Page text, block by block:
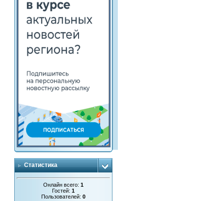
Статистика
Онлайн всего:1
Гостей:1
Пользователей:0